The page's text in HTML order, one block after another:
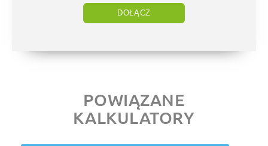
DOŁĄCZ
POWIĄZANE
KALKULATORY